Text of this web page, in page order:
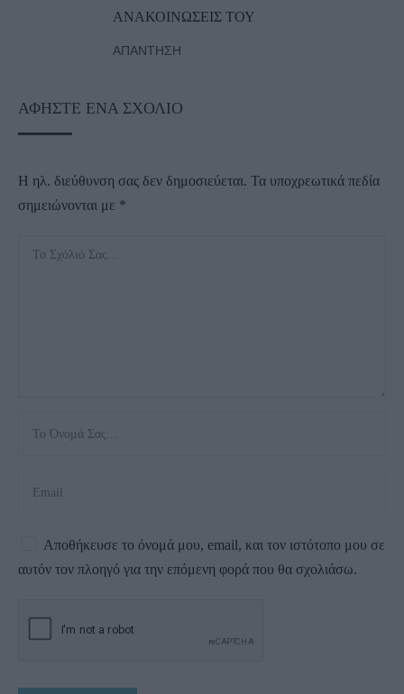
ΑΝΑΚΟΙΝΩΣΕΙΣ ΤΟΥ
ΑΠΆΝΤΗΣΗ
ΑΦΉΣΤΕ ΈΝΑ ΣΧΌΛΙΟ
Η ηλ. διεύθυνση σας δεν δημοσιεύεται. Τα υποχρεωτικά πεδία
σημειώνονται με *
Αποθήκευσε το όνομά μου, email, και τον ιστότοπο μου σε
αυτόν τον πλοηγό για την επόμενη φορά που θα σχολιάσω.